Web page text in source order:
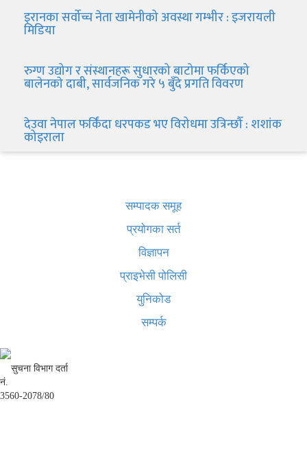
इरानका सर्वोच्च नेता खामेनीको अवस्था गम्भीर : इजरायली
मिडिया
रुग्ण उद्योग र संस्थानहरू सुधारको बाटोमा फर्किएको
बालेनकाे दाबी, सार्वजनिक गरे ५ बुँदे प्रगति विवरण
देउवा नेपाल फर्किंदा धरपकड भए विरोधमा उत्रिन्छौँ : शशांक
कोइराला
सम्पादक समूह
प्रयोगका सर्त
विज्ञापन
प्राइभेसी पोलिसी
युनिकोड
सम्पर्क
सुचना विभाग दर्ता
नं.
3560-2078/80